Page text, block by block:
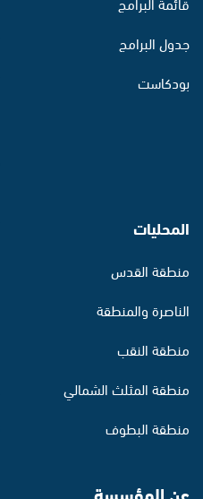
جدول البرامج
بودكاست
المحليات
منطقة القدس
الناصرة والمنطقة
منطقة النقب
منطقة المثلث الشمالي
منطقة البطوف